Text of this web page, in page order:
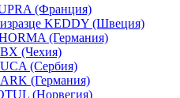
(Франция)
KEDDY (Швеция)
(Германия)
(Чехия)
(Сербия)
(Германия)
(Норвегия)